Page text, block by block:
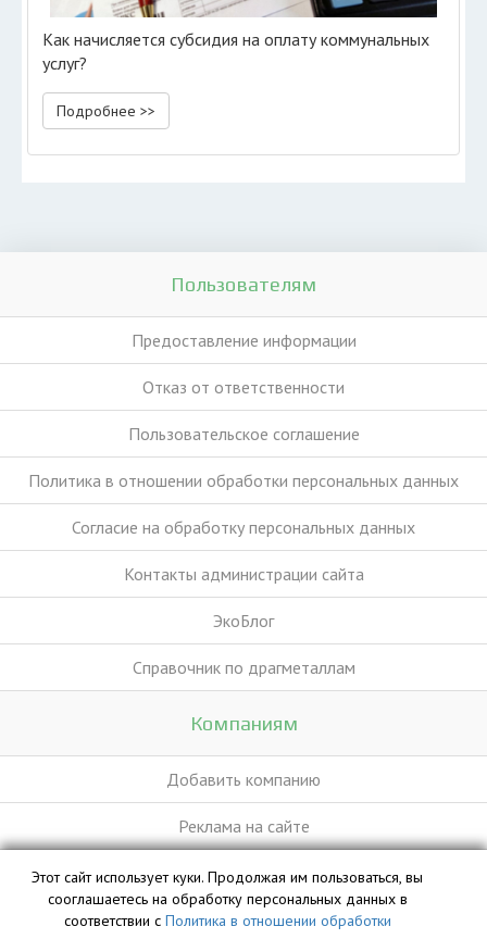
Как начисляется субсидия на оплату коммунальных
услуг?
Подробнее >>
Пользователям
Предоставление информации
Отказ от ответственности
Пользовательское соглашение
Политика в отношении обработки персональных данных
Согласие на обработку персональных данных
Контакты администрации сайта
ЭкоБлог
Справочник по драгметаллам
Компаниям
Добавить компанию
Реклама на сайте
База данных сайта vyvoz.org является интеллектуальной
собственностью ООО «Профит» и охраняется законом.
Этот сайт использует куки. Продолжая им пользоваться, вы
сооглашаетесь на обработку персональных данных в
соответствии с Политика в отношении обработки